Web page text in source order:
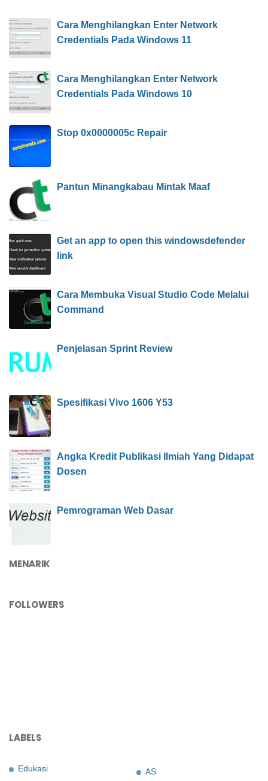
Cara Menghilangkan Enter Network
Credentials Pada Windows 11
Cara Menghilangkan Enter Network
Credentials Pada Windows 10
Stop 0x0000005c Repair
Pantun Minangkabau Mintak Maaf
Get an app to open this windowsdefender
link
Cara Membuka Visual Studio Code Melalui
Command
Penjelasan Sprint Review
Spesifikasi Vivo 1606 Y53
Angka Kredit Publikasi Ilmiah Yang Didapat
Dosen
Pemrograman Web Dasar
MENARIK
FOLLOWERS
LABELS
Edukasi
AS